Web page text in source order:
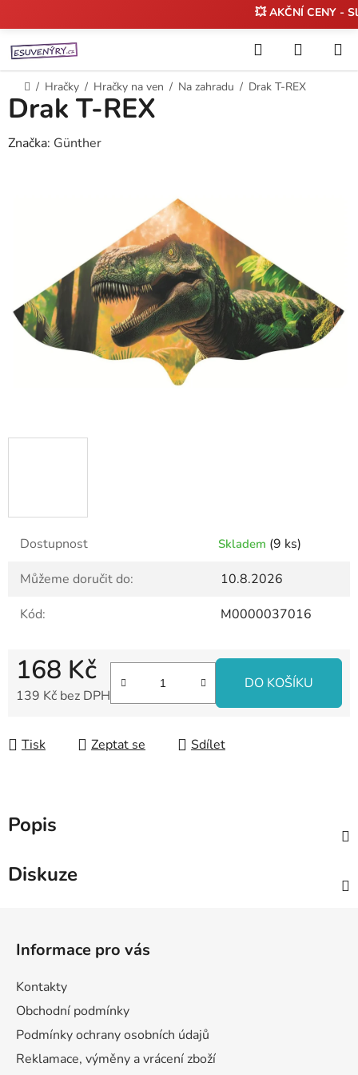
na
obsah
💥 AKČNÍ CENY -
Hledat
KOŠÍK
Domů
/ Hračky / Hračky na ven / Na zahradu / Drak T-REX
Dostupnost Skladem (9 ks)
Můžeme doručit do:
10.8.2026
Kód:
M0000037016
168 Kč
139 Kč bez DPH
DO KOŠÍKU
Tisk Zeptat se Sdílet
Drak T-REX
Značka: Günther
Popis
Diskuze
Informace pro vás
Kontakty
Obchodní podmínky
Podmínky ochrany osobních údajů
Reklamace, výměny a vrácení zboží